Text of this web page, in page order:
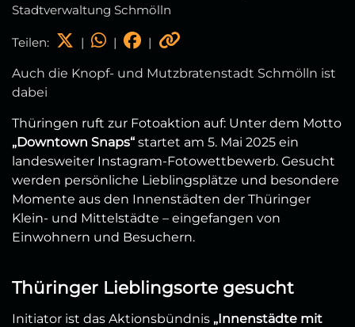
Stadtverwaltung Schmölln
Teilen: | | |
Auch die Knopf- und Mutzbratenstadt Schmölln ist
dabei
Thüringen ruft zur Fotoaktion auf: Unter dem Motto
„Downtown Snaps“ startet am 5. Mai 2025 ein
landesweiter Instagram-Fotowettbewerb. Gesucht
werden persönliche Lieblingsplätze und besondere
Momente aus den Innenstädten der Thüringer
Klein- und Mittelstädte – eingefangen von
Einwohnern und Besuchern.
Thüringer Lieblingsorte gesucht
Initiator ist das Aktionsbündnis „Innenstädte mit